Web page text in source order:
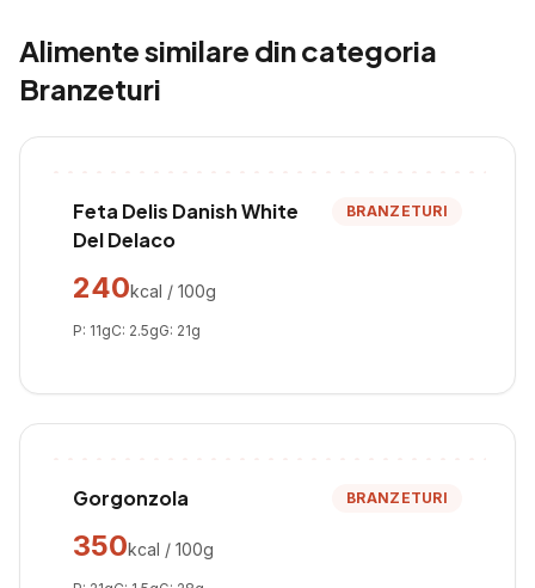
Alimente similare din categoria
Branzeturi
Feta Delis Danish White
Del Delaco
BRANZETURI
240kcal / 100g
P: 11gC: 2.5gG: 21g
Gorgonzola BRANZETURI
350kcal / 100g